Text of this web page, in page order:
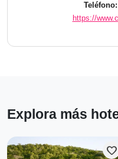
Teléfono:
https://
Explora más
favorite